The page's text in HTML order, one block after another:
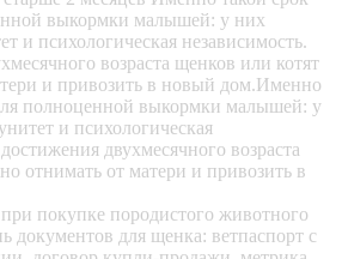
выкормки малышей: у них
и психологическая независимость.
возраста щенков или котят
и привозить в новый дом.Именно
полноценной выкормки малышей: у
и психологическая
двухмесячного возраста
отнимать от матери и привозить в
покупке породистого животного
документов для щенка: ветпаспорт с